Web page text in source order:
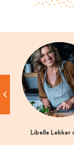
Libelle Lekker